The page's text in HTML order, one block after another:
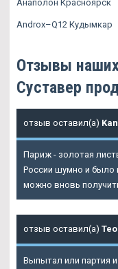
Анаполон Красноярск
Androx–Q12 Кудымкар
Отзывы
Суставер
отзыв оставил(а)
Париж - золотая
России шумно и было
можно вновь
отзыв оставил(а)
Выпытал или партия